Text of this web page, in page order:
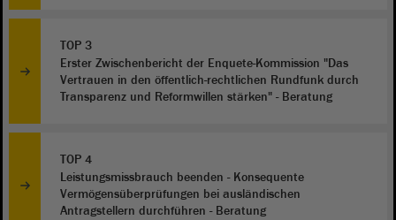
TOP 3
Erster Zwischenbericht der Enquete-Kommission "Das
Vertrauen in den öffentlich-rechtlichen Rundfunk durch
Transparenz und Reformwillen stärken" - Beratung
TOP 4
Leistungsmissbrauch beenden - Konsequente
Vermögensüberprüfungen bei ausländischen
Antragstellern durchführen - Beratung